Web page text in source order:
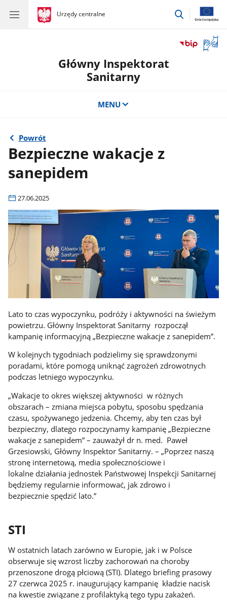
gov.pl
Urzędy centralne
gov.pl
Urzędy
przejdź
okno
Główny Inspektorat
Sanitarny
MENU
Powrót
Bezpieczne wakacje z
sanepidem
27.06.2025
Lato to czas wypoczynku, podróży i aktywności na świeżym
powietrzu. Główny Inspektorat Sanitarny rozpoczął
kampanię informacyjną „Bezpieczne wakacje z sanepidem”.
W kolejnych tygodniach podzielimy się sprawdzonymi
poradami, które pomogą uniknąć zagrożeń zdrowotnych
podczas letniego wypoczynku.
„Wakacje to okres większej aktywności w różnych
obszarach – zmiana miejsca pobytu, sposobu spędzania
czasu, spożywanego jedzenia. Chcemy, aby ten czas był
bezpieczny, dlatego rozpoczynamy kampanię „Bezpieczne
wakacje z sanepidem” – zauważył dr n. med. Paweł
Grzesiowski, Główny Inspektor Sanitarny. – „Poprzez naszą
stronę internetową, media społecznościowe i
lokalne działania jednostek Państwowej Inspekcji Sanitarnej
będziemy regularnie informować, jak zdrowo i
bezpiecznie spędzić lato.”
STI
W ostatnich latach zarówno w Europie, jak i w Polsce
obserwuje się wzrost liczby zachorowań na choroby
przenoszone drogą płciową (STI). Dlatego briefing prasowy
27 czerwca 2025 r. inaugurujący kampanię kładzie nacisk
na kwestie związane z profilaktyką tego typu zakażeń.